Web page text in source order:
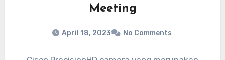
Meeting
April 18, 2023 No Comments